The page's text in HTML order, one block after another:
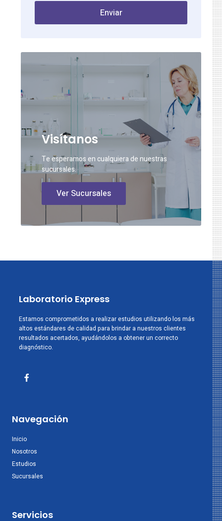
Enviar
Visítanos
Te esperamos en cualquiera de nuestras
sucursales.
Ver Sucursales
Laboratorio Express
Estamos comprometidos a realizar estudios utilizando los más
altos estándares de calidad para brindar a nuestros clientes
resultados acertados, ayudándolos a obtener un correcto
diagnóstico.
Navegación
Inicio
Nosotros
Estudios
Sucursales
Servicios